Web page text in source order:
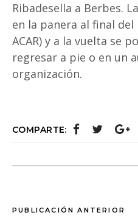
Ribadesella a Berbes.
en la panera al final
ACAR) y a la vuelta se
regresar a pie o en un
organización.
COMPARTE:
PUBLICACIÓN ANTERIOR